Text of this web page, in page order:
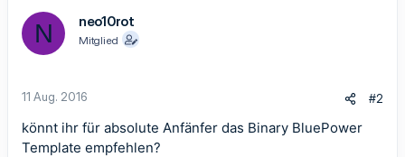
N neo10rot
Mitglied
11 Aug. 2016 #2
könnt ihr für absolute Anfänfer das Binary BluePower
Template empfehlen?